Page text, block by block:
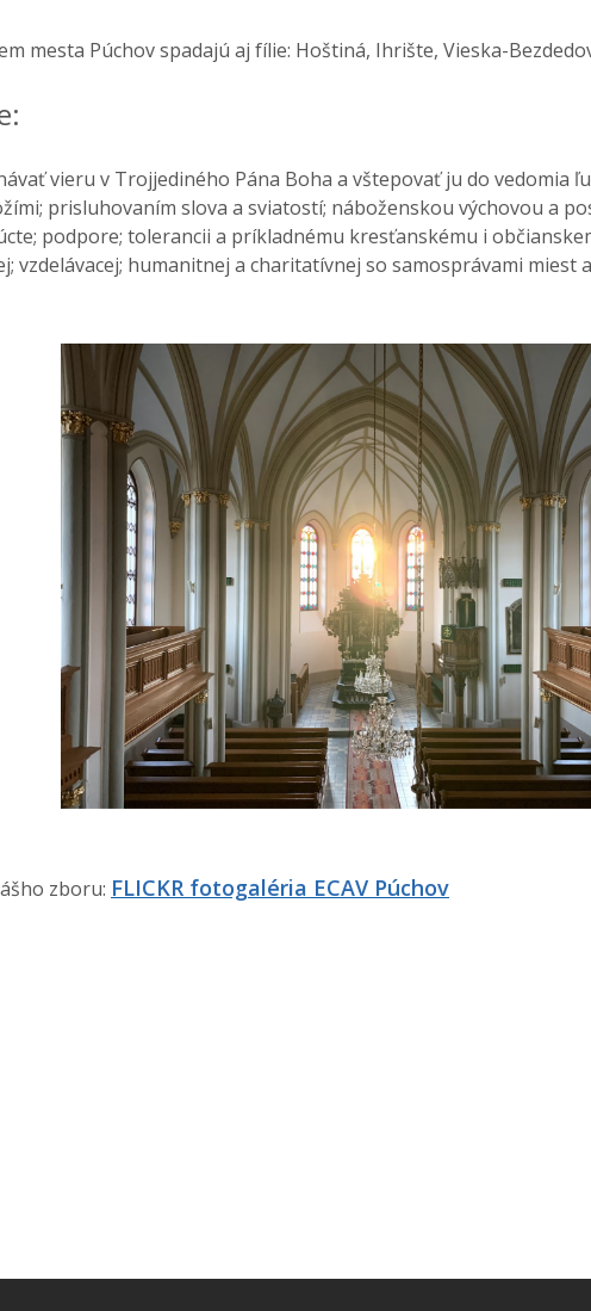
mesta Púchov spadajú aj fílie: Hoštiná, Ihrište, Vieska-
vieru v Trojjediného Pána Boha a vštepovať ju do vedomia
prisluhovaním slova a sviatostí; náboženskou výchovou a
podpore; tolerancii a príkladnému kresťanskému i
vzdelávacej; humanitnej a charitatívnej so samosprávami miest
zboru: FLICKR fotogaléria ECAV Púchov